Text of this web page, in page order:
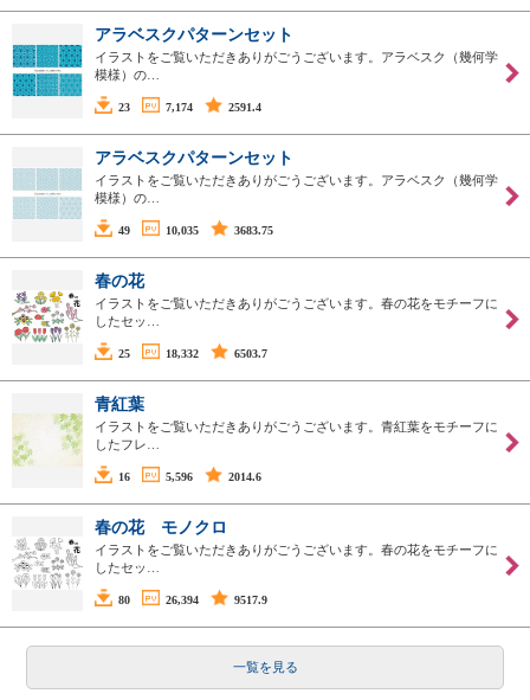
アラベスクパターンセット
イラストをご覧いただきありがごうございます。アラベスク（幾何学
模様）の…
23 7,174 2591.4
アラベスクパターンセット
イラストをご覧いただきありがごうございます。アラベスク（幾何学
模様）の…
49 10,035 3683.75
春の花
イラストをご覧いただきありがごうございます。春の花をモチーフに
したセッ…
25 18,332 6503.7
青紅葉
イラストをご覧いただきありがごうございます。青紅葉をモチーフに
したフレ…
16 5,596 2014.6
春の花 モノクロ
イラストをご覧いただきありがごうございます。春の花をモチーフに
したセッ…
80 26,394 9517.9
一覧を見る